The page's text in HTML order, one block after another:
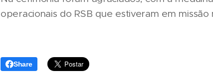
operacionais do RSB que estiveram em
Share